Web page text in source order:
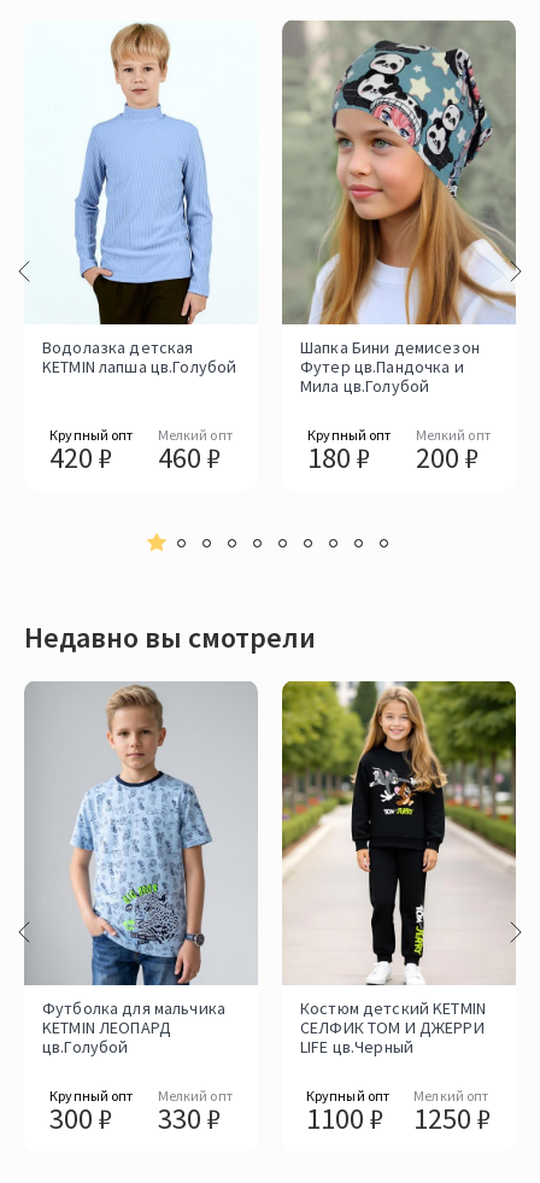
Водолазка детская
KETMIN лапша цв.Голубой
Крупный опт
420 ₽
Мелкий опт
460 ₽
Шапка Бини демисезон
Футер цв.Пандочка и
Мила цв.Голубой
Крупный опт
180 ₽
Мелкий опт
200 ₽
Недавно вы смотрели
Футболка для мальчика
KETMIN ЛЕОПАРД
цв.Голубой
Крупный опт
300 ₽
Мелкий опт
330 ₽
Костюм детский KETMIN
СЕЛФИК ТОМ И ДЖЕРРИ
LIFE цв.Черный
Крупный опт
1100 ₽
Мелкий опт
1250 ₽